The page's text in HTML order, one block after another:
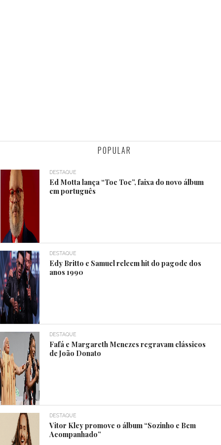
POPULAR
DESTAQUE
Ed Motta lança “Toc Toc”, faixa do novo álbum
em português
DESTAQUE
Edy Britto e Samuel releem hit do pagode dos
anos 1990
DESTAQUE
Fafá e Margareth Menezes regravam clássicos
de João Donato
DESTAQUE
Vitor Kley promove o álbum “Sozinho e Bem
Acompanhado”